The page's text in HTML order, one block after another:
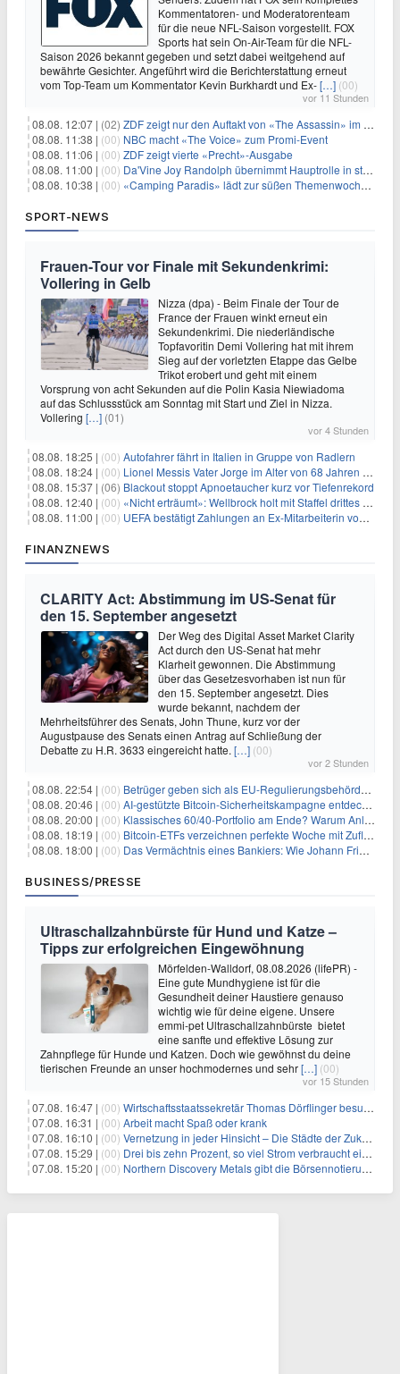
Kommentatoren- und Moderatorenteam
für die neue NFL-Saison vorgestellt. FOX
Sports hat sein On-Air-Team für die NFL-
Saison 2026 bekannt gegeben und setzt dabei weitgehend auf
bewährte Gesichter. Angeführt wird die Berichterstattung erneut
vom Top-Team um Kommentator Kevin Burkhardt und Ex-[…] (00)
vor 11 Stunden
08.08. 12:07 | (02) ZDF zeigt nur den Auftakt von «The Assassin» im Fernsehen
08.08. 11:38 | (00) NBC macht «The Voice» zum Promi-Event
08.08. 11:06 | (00) ZDF zeigt vierte «Precht»-Ausgabe
08.08. 11:00 | (00) Da'Vine Joy Randolph übernimmt Hauptrolle in starbesetzter schwarzer Komödie
08.08. 10:38 | (00) «Camping Paradis» lädt zur süßen Themenwoche ein
SPORT-NEWS
Frauen-Tour vor Finale mit Sekundenkrimi:
Vollering in Gelb
Nizza (dpa) - Beim Finale der Tour de
France der Frauen winkt erneut ein
Sekundenkrimi. Die niederländische
Topfavoritin Demi Vollering hat mit ihrem
Sieg auf der vorletzten Etappe das Gelbe
Trikot erobert und geht mit einem
Vorsprung von acht Sekunden auf die Polin Kasia Niewiadoma
auf das Schlussstück am Sonntag mit Start und Ziel in Nizza.
Vollering […] (01)
vor 4 Stunden
08.08. 18:25 | (00) Autofahrer fährt in Italien in Gruppe von Radlern
08.08. 18:24 | (00) Lionel Messis Vater Jorge im Alter von 68 Jahren gestorben
08.08. 15:37 | (06) Blackout stoppt Apnoetaucher kurz vor Tiefenrekord
08.08. 12:40 | (00) «Nicht erträumt»: Wellbrock holt mit Staffel drittes EM-Gold
08.08. 11:00 | (00) UEFA bestätigt Zahlungen an Ex-Mitarbeiterin von Infantino
FINANZNEWS
CLARITY Act: Abstimmung im US-Senat für
den 15. September angesetzt
Der Weg des Digital Asset Market Clarity
Act durch den US-Senat hat mehr
Klarheit gewonnen. Die Abstimmung
über das Gesetzesvorhaben ist nun für
den 15. September angesetzt. Dies
wurde bekannt, nachdem der
Mehrheitsführer des Senats, John Thune, kurz vor der
Augustpause des Senats einen Antrag auf Schließung der
Debatte zu H.R. 3633 eingereicht hatte. […] (00)
vor 2 Stunden
08.08. 22:54 | (00) Betrüger geben sich als EU-Regulierungsbehörden aus, um Krypto-Nutzer nach MiCA-Deadline ins Visier zu nehmen
08.08. 20:46 | (00) AI-gestützte Bitcoin-Sicherheitskampagne entdeckt fast 5.000 Softwareprobleme in 390 Projekten
08.08. 20:00 | (00) Klassisches 60/40-Portfolio am Ende? Warum Anleger jetzt radikal umdenken müssen
08.08. 18:19 | (00) Bitcoin-ETFs verzeichnen perfekte Woche mit Zuflüssen auf 3-Monats-Hoch
08.08. 18:00 | (00) Das Vermächtnis eines Bankiers: Wie Johann Friedrich Städel sein Imperium unsterblich machte
BUSINESS/PRESSE
Ultraschallzahnbürste für Hund und Katze –
Tipps zur erfolgreichen Eingewöhnung
Mörfelden-Walldorf, 08.08.2026 (lifePR) -
Eine gute Mundhygiene ist für die
Gesundheit deiner Haustiere genauso
wichtig wie für deine eigene. Unsere
emmi-pet Ultraschallzahnbürste bietet
eine sanfte und effektive Lösung zur
Zahnpflege für Hunde und Katzen. Doch wie gewöhnst du deine
tierischen Freunde an unser hochmodernes und sehr[…] (00)
vor 15 Stunden
07.08. 16:47 | (00) Wirtschaftsstaatssekretär Thomas Dörflinger besucht Handwerksbetrieb im Kammerbezirk Freiburg
07.08. 16:31 | (00) Arbeit macht Spaß oder krank
07.08. 16:10 | (00) Vernetzung in jeder Hinsicht – Die Städte der Zukunft sind grün-blau
07.08. 15:29 | (00) Drei bis zehn Prozent, so viel Strom verbraucht ein Aufzug im Gebäude
07.08. 15:20 | (00) Northern Discovery Metals gibt die Börsennotierung an der Frankfurter Wertpapierbörse bekannt